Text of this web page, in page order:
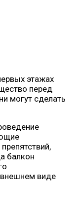
этажах
перед
могут сделать
балкон
внешнем виде